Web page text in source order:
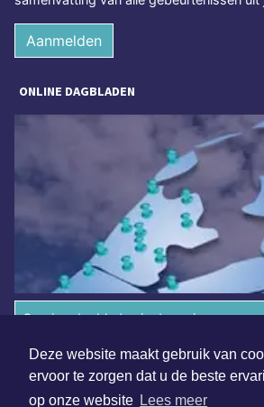
Deze website maakt gebruik van
ervoor te zorgen dat u de beste
op onze website Lees meer
Aanmelden
ONLINE DAGBLADEN
Overige dagbladen in de regio
Algemene voorwaarden